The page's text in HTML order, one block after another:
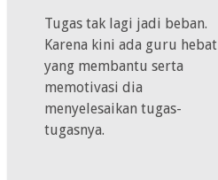
Tugas tak lagi jadi beban.
Karena kini ada guru hebat
yang membantu serta
memotivasi dia
menyelesaikan tugas-
tugasnya.